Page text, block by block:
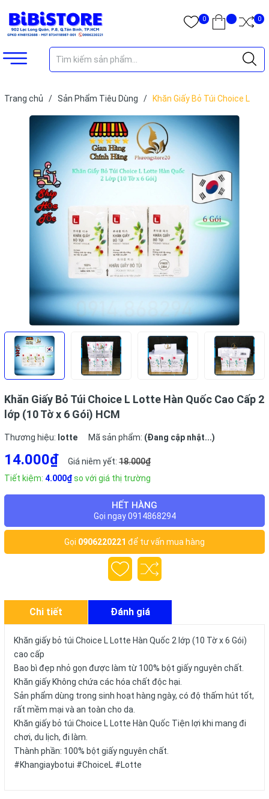
0 0
Trang chủ / Sản Phẩm Tiêu Dùng /
Khăn Giấy Bỏ Túi Choice L
Khăn Giấy Bỏ Túi Choice L Lotte Hàn Quốc Cao Cấp 2
lớp (10 Tờ x 6 Gói) HCM
Thương hiệu: lotte Mã sản phẩm: (Đang cập nhật...)
14.000₫ Giá niêm yết: 18.000₫
Tiết kiệm: 4.000₫so với giá thị trường
HẾT HÀNG
Gọi ngay 0914868294
Gọi 0906220221 để tư vấn mua hàng
Chi tiết Đánh giá
Khăn giấy bỏ túi Choice L Lotte Hàn Quốc 2 lớp (10 Tờ x 6 Gói)
cao cấp
Bao bì đẹp nhỏ gọn được làm từ 100% bột giấy nguyên chất.
Khăn giấy Không chứa các hóa chất độc hại.
Sản phẩm dùng trong sinh hoạt hàng ngày, có độ thấm hút tốt,
rất mềm mại và an toàn cho da.
Khăn giấy bỏ túi Choice L Lotte Hàn Quốc Tiện lợi khi mang đi
chơi, du lịch, đi làm.
Thành phần: 100% bột giấy nguyên chất.
#Khangiaybotui #ChoiceL #Lotte